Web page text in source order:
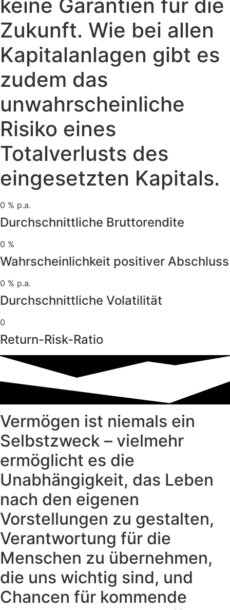
keine Garantien für die
Zukunft. Wie bei allen
Kapitalanlagen gibt es
zudem das
unwahrscheinliche
Risiko eines
Totalverlusts des
eingesetzten Kapitals.
0 % p.a.
Durchschnittliche Bruttorendite
0 %
Wahrscheinlichkeit positiver Abschluss
0 % p.a.
Durchschnittliche Volatilität
0
Return-Risk-Ratio
Vermögen ist niemals ein
Selbstzweck – vielmehr
ermöglicht es die
Unabhängigkeit, das Leben
nach den eigenen
Vorstellungen zu gestalten,
Verantwortung für die
Menschen zu übernehmen,
die uns wichtig sind, und
Chancen für kommende